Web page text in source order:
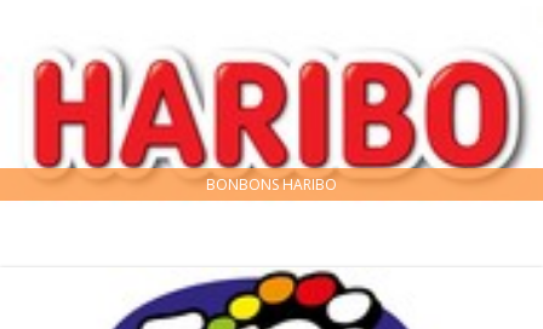
BONBONS HARIBO